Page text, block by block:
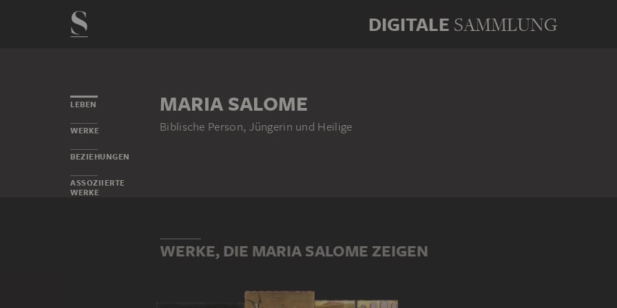
DIGITALE SAMMLUNG
LEBEN
WERKE
BEZIEHUNGEN
ASSOZIIERTE
WERKE
MARIA SALOME
Biblische Person, Jüngerin und Heilige
WERKE, DIE MARIA SALOME ZEIGEN